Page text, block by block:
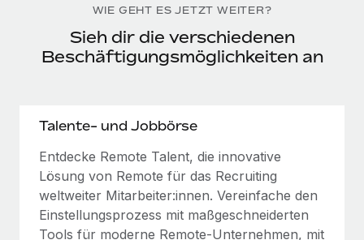
WIE GEHT ES JETZT WEITER?
Sieh dir die verschiedenen
Beschäftigungsmöglichkeiten an
Talente- und Jobbörse
Entdecke Remote Talent, die innovative
Lösung von Remote für das Recruiting
weltweiter Mitarbeiter:innen. Vereinfache den
Einstellungsprozess mit maßgeschneiderten
Tools für moderne Remote-Unternehmen, mit